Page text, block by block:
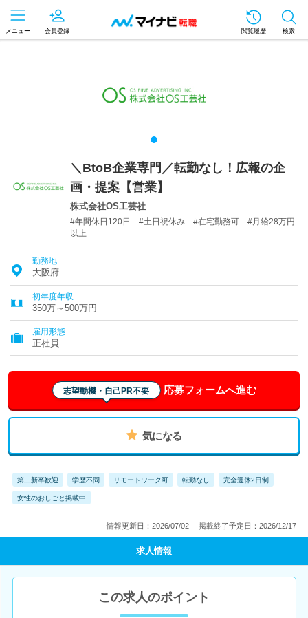
メニュー 会員登録 閲覧履歴 検索
＼BtoB企業専門／転勤なし！広報の企
画・提案【営業】
株式会社OS工芸社
#年間休日120日 #土日祝休み #在宅勤務可 #月給28万円
以上
勤務地
大阪府
初年度年収
350万～500万円
雇用形態
正社員
志望動機・自己PR不要 応募フォームへ進む
気になる
第二新卒歓迎 学歴不問 リモートワーク可 転勤なし 完全週休2日制
女性のおしごと掲載中
情報更新日：2026/07/02 掲載終了予定日：2026/12/17
求人情報
この求人のポイント